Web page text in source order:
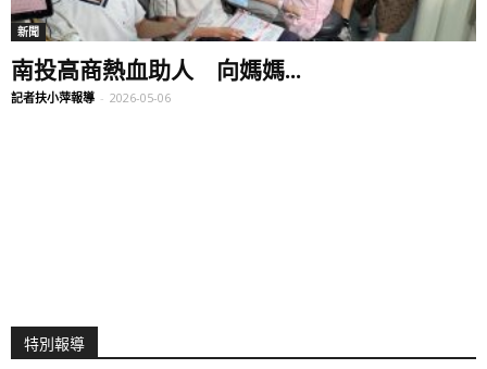
新聞
南投高商熱血助人 向媽媽...
記者扶小萍報導 - 2026-05-06
特別報導